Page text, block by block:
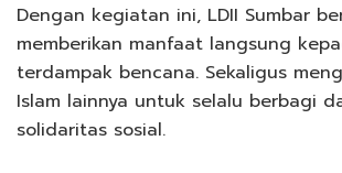
Dengan kegiatan ini, LDII Sumbar
memberikan manfaat langsung
terdampak bencana. Sekaligus
Islam lainnya untuk selalu berbagi
solidaritas sosial.